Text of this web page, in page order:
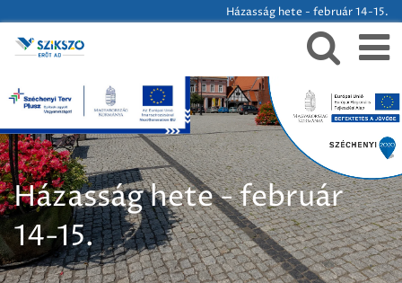
Házasság hete - február 14-15.
Házasság hete - február
14-15.